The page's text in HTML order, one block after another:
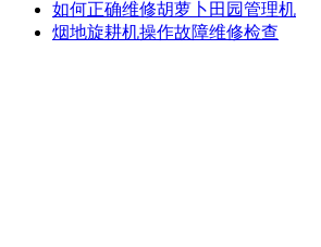
如何正确维修胡萝卜田园管理机
烟地旋耕机操作故障维修检查